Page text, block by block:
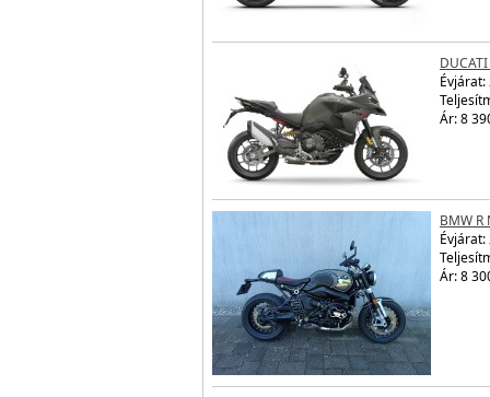
Évjárat:
Ár: 8
BMW R
Évjárat:
Ár: 8